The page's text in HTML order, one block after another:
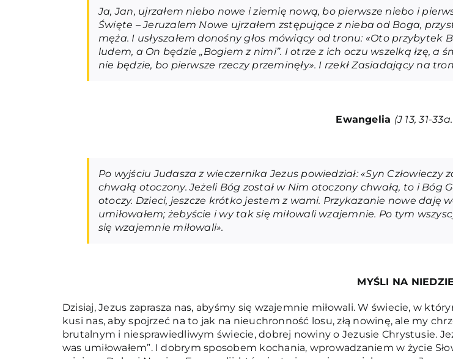
Ja, Jan, ujrzałem niebo nowe i ziemię nową, bo pierwsze niebo i
Święte – Jeruzalem Nowe ujrzałem zstępujące z nieba od Boga,
męża. I usłyszałem donośny głos mówiący od tronu: «Oto
ludem, a On będzie „Bogiem z nimi”. I otrze z ich oczu wszelką łzę, a
nie będzie, bo pierwsze rzeczy przeminęły». I rzekł Zasiadający na
Ewangelia (J 13, 31-
Po wyjściu Judasza z wieczernika Jezus powiedział: «Syn Człowieczy
chwałą otoczony. Jeżeli Bóg został w Nim otoczony chwałą, to i Bóg
otoczy. Dzieci, jeszcze krótko jestem z wami. Przykazanie nowe daję
umiłowałem; żebyście i wy tak się miłowali wzajemnie. Po tym
się wzajemnie miłowali».
MYŚLI NA
Dzisiaj, Jezus zaprasza nas, abyśmy się wzajemnie miłowali. W świecie, w
kusi nas, aby spojrzeć na to jak na nieuchronność losu, złą nowinę, ale my
brutalnym i niesprawiedliwym świecie, dobrej nowiny o Jezusie Chrystusie.
was umiłowałem”. I dobrym sposobem kochania, wprowadzaniem w życie